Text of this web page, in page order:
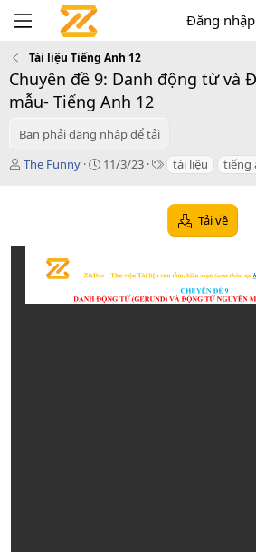
Đăng nhập
Tài liệu Tiếng Anh 12
Chuyên đề 9: Danh động từ và
mẫu- Tiếng Anh 12
Bạn phải đăng nhập để tải
T
ả
The Funny
C
n
d
11/3/23
T
s
tài liệu tiếng
Tải về